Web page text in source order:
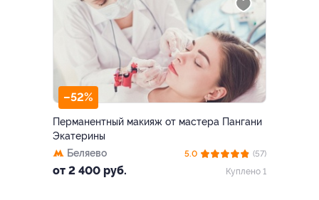
–52%
Перманентный макияж от мастера Пангани
Экатерины
Беляево
от 2 400 руб.
5.0
(57)
Куплено 1